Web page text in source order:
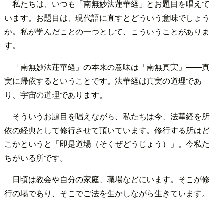
私たちは、いつも「南無妙法蓮華経」とお題目を唱えて
います。お題目は、現代語に直すとどういう意味でしょう
か。私が学んだことの一つとして、こういうことがありま
す。
「南無妙法蓮華経」の本来の意味は「南無真実」――真
実に帰依するということです。法華経は真実の道理であ
り、宇宙の道理であります。
そういうお題目を唱えながら、私たちは今、法華経を所
依の経典として修行させて頂いています。修行する所はど
こかというと「即是道場（そくぜどうじょう）」。今私た
ちがいる所です。
日頃は教会や自分の家庭、職場などにいます。そこが修
行の場であり、そこでご法を生かしながら生きています。